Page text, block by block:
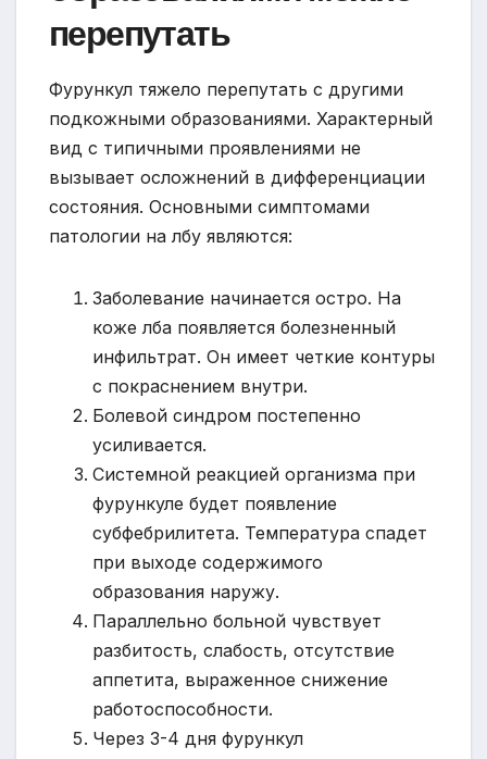
перепутать
Фурункул тяжело перепутать с другими
подкожными образованиями. Характерный
вид с типичными проявлениями не
вызывает осложнений в дифференциации
состояния. Основными симптомами
патологии на лбу являются:
Заболевание начинается остро. На
коже лба появляется болезненный
инфильтрат. Он имеет четкие контуры
с покраснением внутри.
Болевой синдром постепенно
усиливается.
Системной реакцией организма при
фурункуле будет появление
субфебрилитета. Температура спадет
при выходе содержимого
образования наружу.
Параллельно больной чувствует
разбитость, слабость, отсутствие
аппетита, выраженное снижение
работоспособности.
Через 3-4 дня фурункул